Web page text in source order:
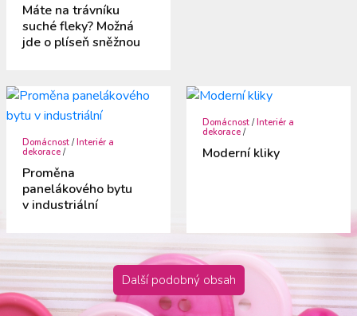
Máte na trávníku
suché fleky? Možná
jde o plíseň sněžnou
Domácnost /Interiér a
dekorace /
Proměna
panelákového bytu
v industriální
Domácnost /Interiér a
dekorace /
Moderní kliky
Další podobný obsah